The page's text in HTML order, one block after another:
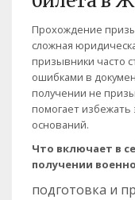
Прохождение
сложная
призывники часто
ошибками в
получении не
помогает
оснований.
Что включает в
получении
подготовка и